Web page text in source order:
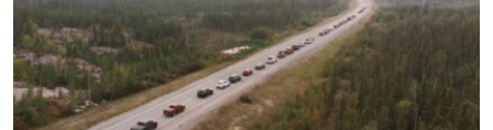
ᲡᲢᲣᲓᲘᲐ ᲕᲐᲨᲘᲜᲒᲢᲝᲜᲘ
ᲔᲙᲝᲜᲝᲛᲘᲙᲐ
ᲯᲐᲜᲛᲠᲗᲔᲚᲝᲑᲐ
ᲛᲔᲪᲜᲘᲔᲠᲔᲑᲐ
Learning English
ᲗᲕᲐᲚᲘ ᲒᲕᲐᲓᲔᲕᲜᲔᲗ